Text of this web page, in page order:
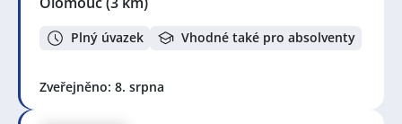
Plný úvazek Vhodné také pro absolventy
Zveřejněno: 8. srpna